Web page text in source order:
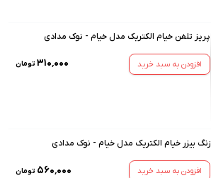
پریز تلفن خیام الکتریک مدل خیام - نوک مدادی
افزودن به سبد خرید ۳۱۰٬۰۰۰ تومان
زنگ بیزر خیام الکتریک مدل خیام - نوک مدادی
افزودن به سبد خرید ۵۶۰٬۰۰۰ تومان